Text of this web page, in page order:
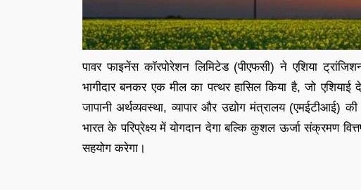
पावर फाइनेंस कॉरपोरेशन लिमिटेड (पीएफसी) ने एशिया
भागीदार बनकर एक मील का पत्थर हासिल किया है, जो
जापानी अर्थव्यवस्था, व्यापार और उद्योग मंत्रालय
भारत के परिप्रेक्ष्य में योगदान देगा बल्कि कुशल ऊर्जा संक्रमण
सहयोग करेगा।